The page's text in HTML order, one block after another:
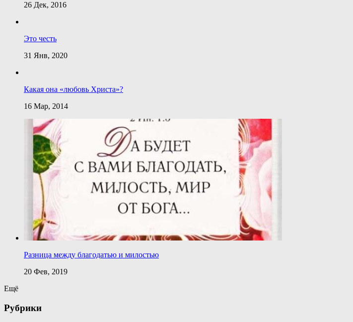
26 Дек, 2016
Это честь
31 Янв, 2020
Какая она «любовь Христа»?
16 Мар, 2014
Разница между благодатью и милостью
20 Фев, 2019
Ещё
Рубрики